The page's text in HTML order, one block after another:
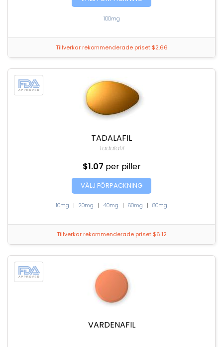
100mg
Tillverkar rekommenderade priset $2.66
TADALAFIL
Tadalafil
$1.07 per piller
VÄLJ FÖRPACKNING
10mg | 20mg | 40mg | 60mg | 80mg
Tillverkar rekommenderade priset $6.12
VARDENAFIL